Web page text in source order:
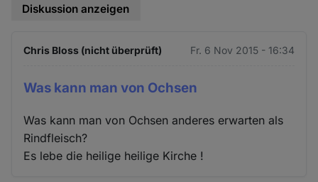
Diskussion anzeigen
Chris Bloss (nicht überprüft) Fr. 6 Nov 2015 - 16:34
Was kann man von Ochsen
Was kann man von Ochsen anderes erwarten als
Rindfleisch?
Es lebe die heilige heilige Kirche !